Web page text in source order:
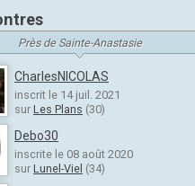
Près de Sainte-Anastasie
CharlesNICOLAS
inscrit le 14 juil. 2021
sur Les Plans (30)
Debo30
inscrite le 08 août 2020
sur Lunel-Viel (34)